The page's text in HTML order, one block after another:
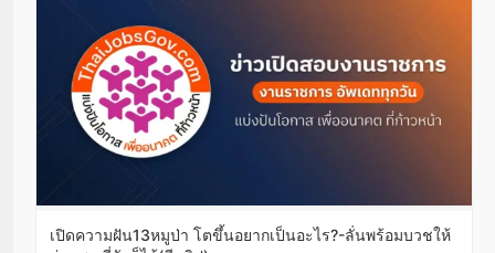
เปิดความฝัน13หมูป่า โตขึ้นอยากเป็นอะไร?-ลั่นพร้อมบวชให้